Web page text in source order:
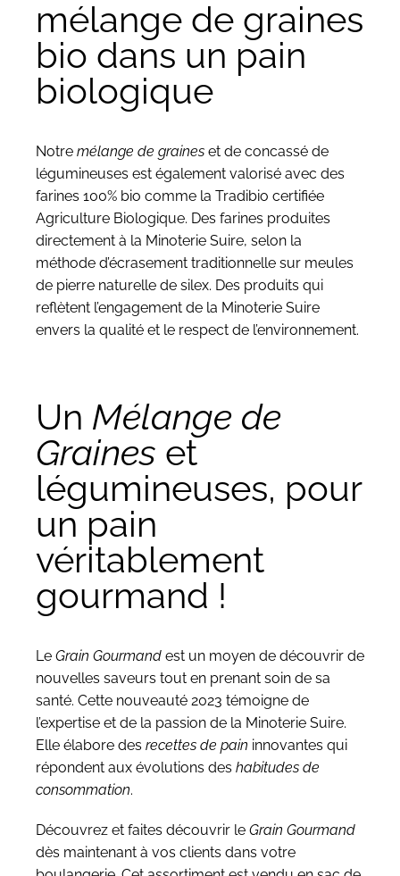
mélange de graines
bio dans un pain
biologique
Notre mélange de graines et de concassé de
légumineuses est également valorisé avec des
farines 100% bio comme la Tradibio certifiée
Agriculture Biologique. Des farines produites
directement à la Minoterie Suire, selon la
méthode d’écrasement traditionnelle sur meules
de pierre naturelle de silex. Des produits qui
reflètent l’engagement de la Minoterie Suire
envers la qualité et le respect de l’environnement.
Un Mélange de
Graines et
légumineuses, pour
un pain
véritablement
gourmand !
Le Grain Gourmand est un moyen de découvrir de
nouvelles saveurs tout en prenant soin de sa
santé. Cette nouveauté 2023 témoigne de
l’expertise et de la passion de la Minoterie Suire.
Elle élabore des recettes de pain innovantes qui
répondent aux évolutions des habitudes de
consommation.
Découvrez et faites découvrir le Grain Gourmand
dès maintenant à vos clients dans votre